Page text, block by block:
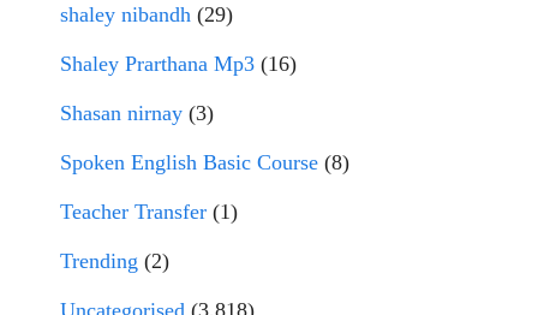
shaley nibandh (29)
Shaley Prarthana Mp3 (16)
Shasan nirnay (3)
Spoken English Basic Course (8)
Teacher Transfer (1)
Trending (2)
Uncategorised (3,818)